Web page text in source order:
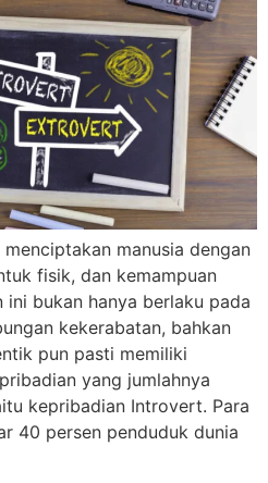
menciptakan manusia dengan
fisik, dan kemampuan
ini bukan hanya berlaku pada
kekerabatan, bahkan
pun pasti memiliki
yang jumlahnya
kepribadian Introvert. Para
40 persen penduduk dunia